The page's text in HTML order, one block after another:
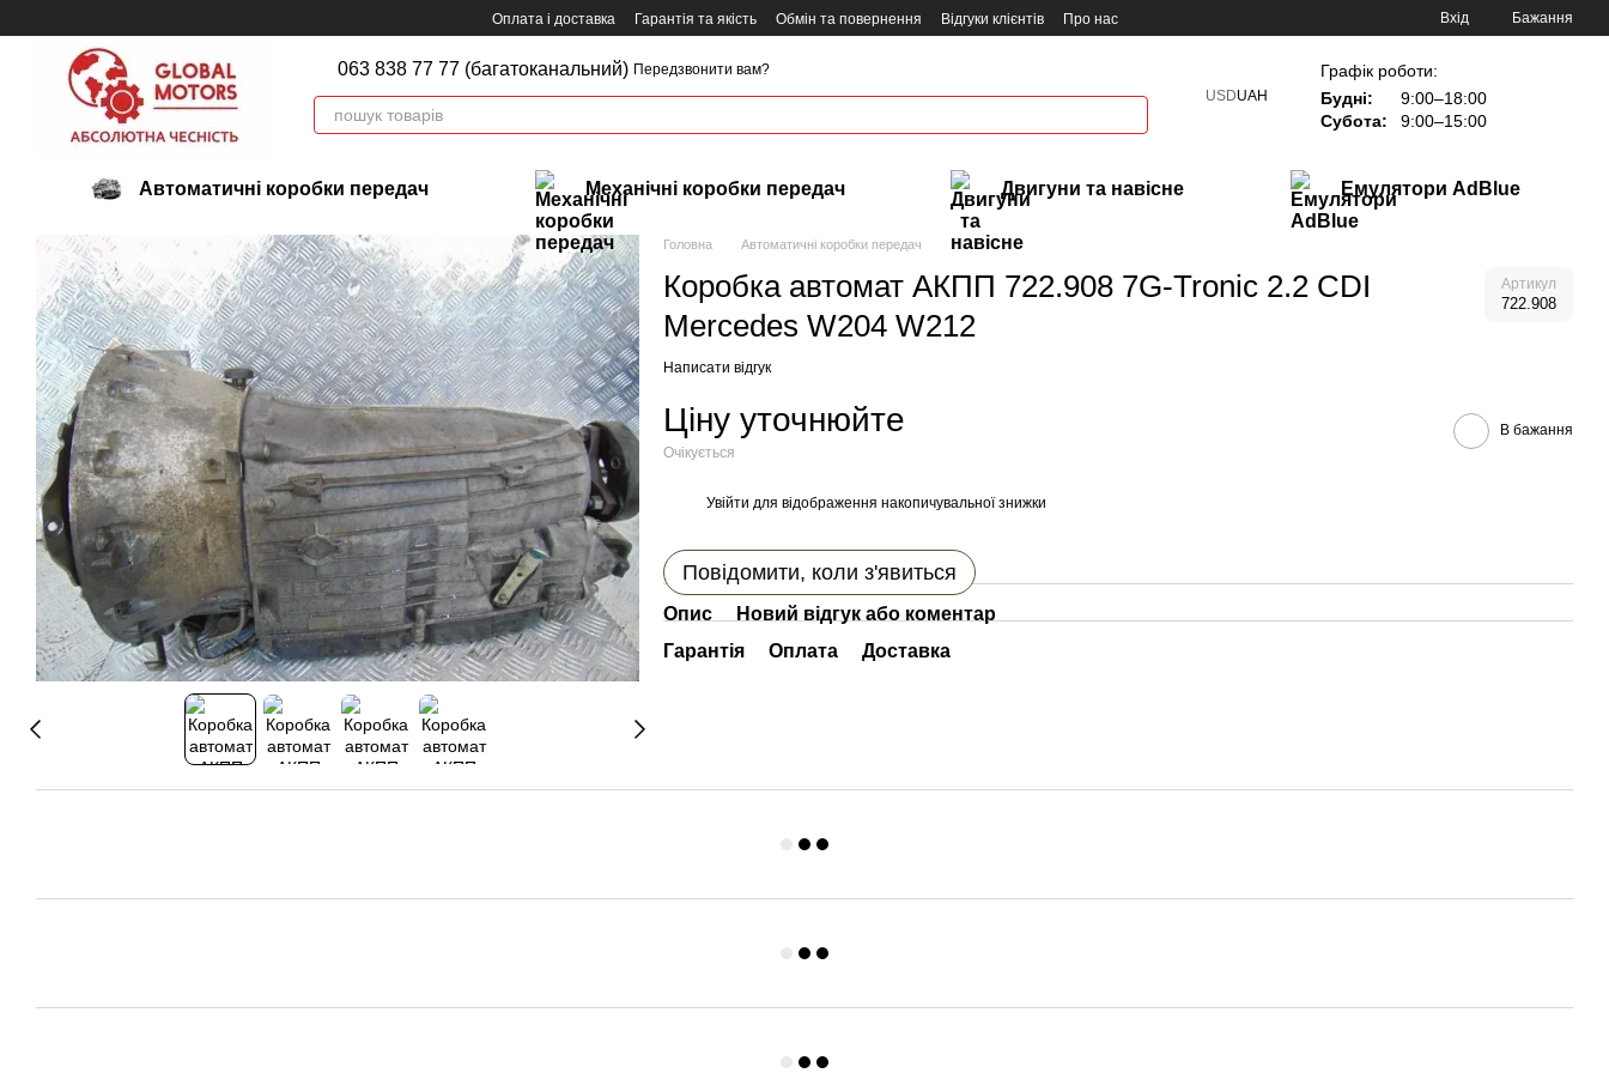
Оплата і доставка Гарантія та якість Обмін та повернення Відгуки клієнтів Про нас Вхід Бажання
063 838 77 77 (багатоканальний) Передзвонити вам?
USDUAH
Графік роботи:
Будні:
9:00–18:00
Субота:
9:00–15:00
Автоматичні коробки передач Механічні коробки передач Двигуни та навісне Емулятори AdBlue
Головна Автоматичні коробки передач
Коробка автомат АКПП 722.908 7G-Tronic 2.2 CDI
Mercedes W204 W212
Артикул
722.908
Написати відгук
Ціну уточнюйте
Очікується
В бажання
Увійти для відображення накопичувальної знижки
Повідомити, коли з'явиться
Опис
Новий відгук або коментар
Гарантія
Оплата Доставка